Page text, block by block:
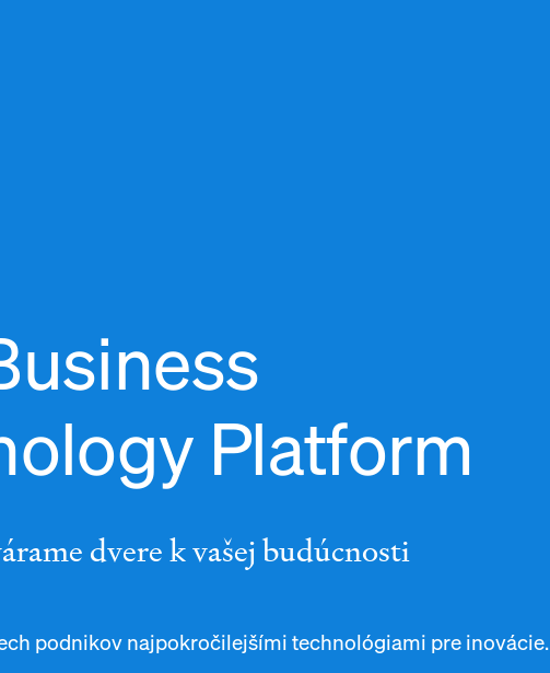
Platform
dvere k vašej budúcnosti
podnikov najpokročilejšími technológiami pre inovácie.